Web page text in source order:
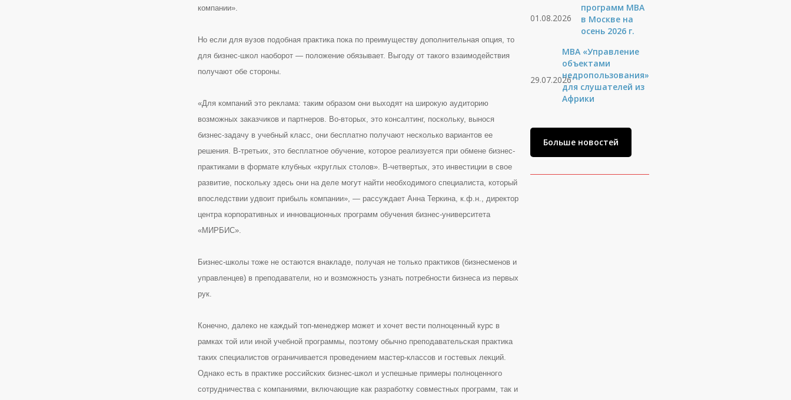
компании».
Но если для вузов подобная практика пока по преимуществу дополнительная опция, то
для бизнес-школ наоборот — положение обязывает. Выгоду от такого взаимодействия
получают обе стороны.
«Для компаний это реклама: таким образом они выходят на широкую аудиторию
возможных заказчиков и партнеров. Во-вторых, это консалтинг, поскольку, вынося
бизнес-задачу в учебный класс, они бесплатно получают несколько вариантов ее
решения. В-третьих, это бесплатное обучение, которое реализуется при обмене бизнес-
практиками в формате клубных «круглых столов». В-четвертых, это инвестиции в свое
развитие, поскольку здесь они на деле могут найти необходимого специалиста, который
впоследствии удвоит прибыль компании», — рассуждает Анна Теркина, к.ф.н., директор
центра корпоративных и инновационных программ обучения бизнес-университета
«МИРБИС».
Бизнес-школы тоже не остаются внакладе, получая не только практиков (бизнесменов и
управленцев) в преподаватели, но и возможность узнать потребности бизнеса из первых
рук.
Конечно, далеко не каждый топ-менеджер может и хочет вести полноценный курс в
рамках той или иной учебной программы, поэтому обычно преподавательская практика
таких специалистов ограничивается проведением мастер-классов и гостевых лекций.
Однако есть в практике российских бизнес-школ и успешные примеры полноценного
сотрудничества с компаниями, включающие как разработку совместных программ, так и
01.08.2026
программ MBA
в Москве на
осень 2026 г.
29.07.2026
MBA «Управление
объектами
недропользования»
для слушателей из
Африки
Больше новостей